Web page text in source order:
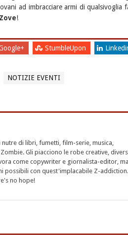
ad imbracciare armi di qualsivoglia
!
StumbleUpon
NOTIZIE EVENTI
di libri, fumetti, film-serie, musica,
Gli piacciono le robe creative,
come copywriter e giornalista-editor, ma
possibili con quest'implacabile Z-
no hope!